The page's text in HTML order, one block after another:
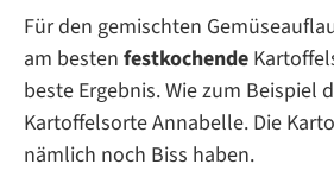
Für den gemischten
am besten festkochende
beste Ergebnis. Wie zum Beispiel
Kartoffelsorte Annabelle. Die
nämlich noch Biss haben.